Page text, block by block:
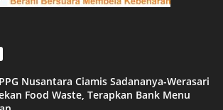
Nusantara Ciamis Sadananya-Werasari
Food Waste, Terapkan Bank Menu